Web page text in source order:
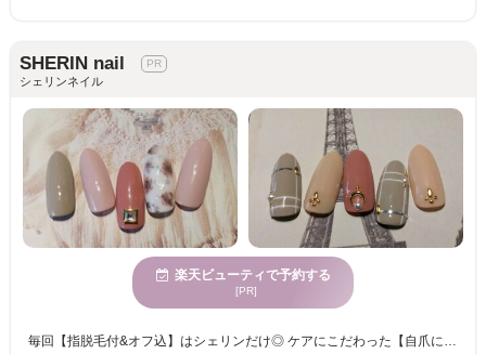
SHERIN nail
シェリンネイル
楽天ビューティで予約する
[PR]
毎回【指脱毛付&オフ込】はシェリンだけ◎ ケアにこだわった【自爪にやさしい施術】とモテカワデザインで支持を得る隠れ家サロン☆ 武庫之荘駅南口からスグ。ネイルに毎回サービスの【指脱毛】で最強毛穴レスな指先へ☆定番シンプルデザイン～最旬ネイルまで、トレンドや季節感を取り入れたデザインを豊富にご用意しております♪ 丁寧なカウンセリングであなたの希望をしっかり共有◎ 特に自爪が薄い、割れやすい、形が悪いなどの悩みを抱えた方、ネイルを続けながら自爪を整えていけることをご存知でしょうか？ベースジェルには安定定着の新素材BASEを使用。酸濃度を抑えて爪にダメージを与えません。トップジェルには黄ばみが少なく、つやと透明感が長持ちのハードジェルを使用することでキレイが続きます。 ネイルを続けながら自爪を傷めず、むしろ強くしながら形も整ってきますよ 併設の脱毛も経験者が選ぶ★細胞を活性化しコラーゲンを生成するから、美肌にも驚きの効果が実感できます◎ ご一緒に、大人気のお顔プレミアム脱毛も体験いただけます。ご連絡お待ちしております。